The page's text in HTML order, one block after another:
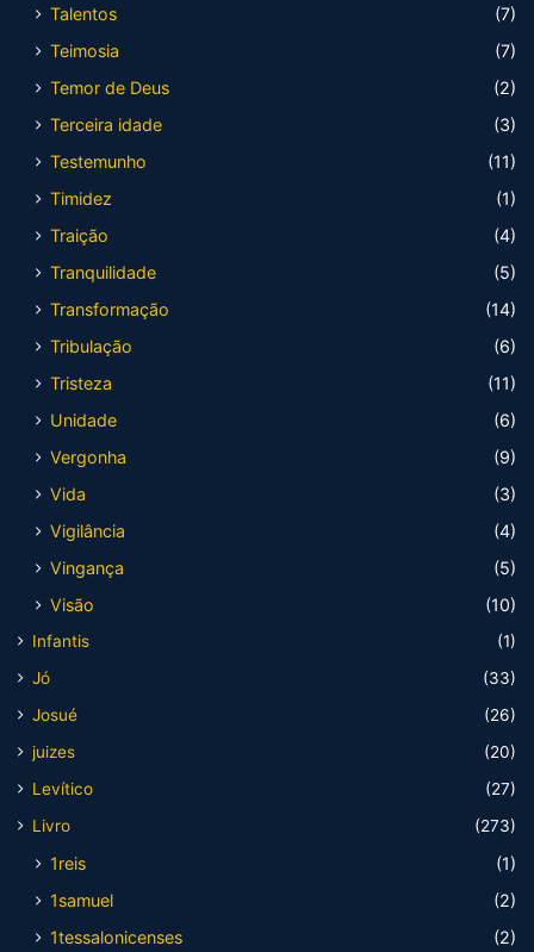
Talentos
(7)
Teimosia
(7)
Temor de Deus
(2)
Terceira idade
(3)
Testemunho
(11)
Timidez
(1)
Traição
(4)
Tranquilidade
(5)
Transformação
(14)
Tribulação
(6)
Tristeza
(11)
Unidade
(6)
Vergonha
(9)
Vida
(3)
Vigilância
(4)
Vingança
(5)
Visão
(10)
Infantis
(1)
Jó
(33)
Josué
(26)
juizes
(20)
Levítico
(27)
Livro
(273)
1reis
(1)
1samuel
(2)
1tessalonicenses
(2)